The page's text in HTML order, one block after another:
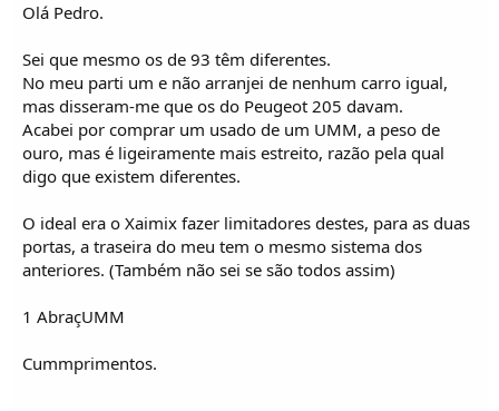
Olá Pedro.
Sei que mesmo os de 93 têm diferentes.
No meu parti um e não arranjei de nenhum carro igual,
mas disseram-me que os do Peugeot 205 davam.
Acabei por comprar um usado de um UMM, a peso de
ouro, mas é ligeiramente mais estreito, razão pela qual
digo que existem diferentes.
O ideal era o Xaimix fazer limitadores destes, para as duas
portas, a traseira do meu tem o mesmo sistema dos
anteriores. (Também não sei se são todos assim)
1 AbraçUMM
Cummprimentos.